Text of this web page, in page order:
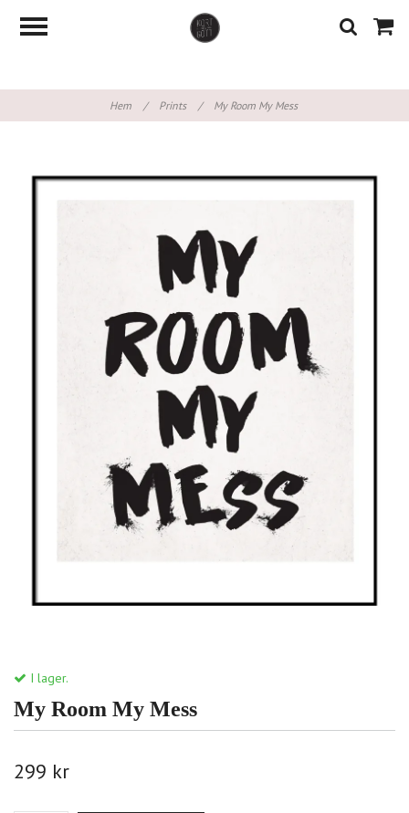
Hem / Prints / My Room My Mess
I lager.
My Room My Mess
299 kr